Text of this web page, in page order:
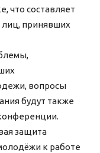
что составляет
принявших
вопросы
будут также
защита
к работе